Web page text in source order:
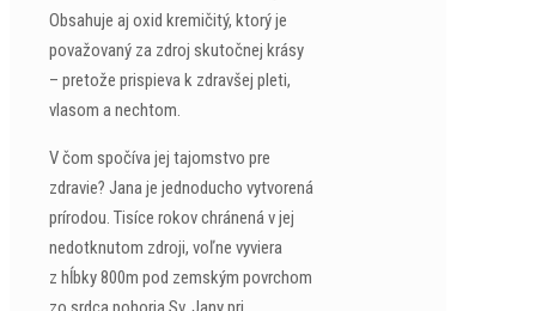
Obsahuje aj oxid kremičitý, ktorý je
považovaný za zdroj skutočnej krásy
– pretože prispieva k zdravšej pleti,
vlasom a nechtom.
V čom spočíva jej tajomstvo pre
zdravie? Jana je jednoducho vytvorená
prírodou. Tisíce rokov chránená v jej
nedotknutom zdroji, voľne vyviera
z hĺbky 800m pod zemským povrchom